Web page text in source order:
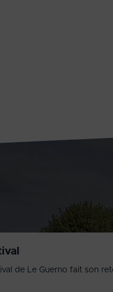
de Le Guerno fait son